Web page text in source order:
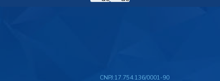
CNPJ:17.754.136/0001-90